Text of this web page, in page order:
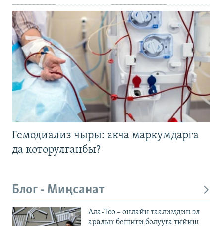
Гемодиализ чыры: акча маркумдарга
да которулганбы?
Блог - Миңсанат
Ала-Тоо – онлайн таалимдин эл
аралык бешиги болууга тийиш